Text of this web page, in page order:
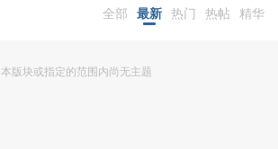
全部 最新 热门 热帖 精华
本版块或指定的范围内尚无主题